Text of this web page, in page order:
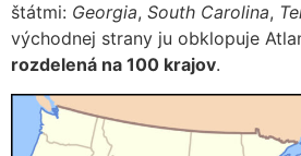
štátmi: Georgia, South Carolina,
východnej strany ju obklopuje
rozdelená na 100 krajov.